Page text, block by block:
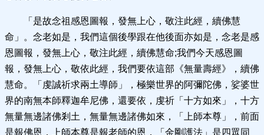
「是故念祖感恩圖報，發無上心，敬注此經，續佛慧
命」。念老如是，我們這個後學跟在他後面亦如是，念老是感
恩圖報，發無上心，敬注此經，續佛慧命;我們今天感恩圖
報，發無上心，敬依此經，我們要依這部《無量壽經》，續佛
慧命。「虔誠祈求兩土導師」，極樂世界的阿彌陀佛，娑婆世
界的南無本師釋迦牟尼佛，還要依，虔祈「十方如來」，十方
無量無邊諸佛剎土，無量無邊諸佛如來，「上師本尊」，前面
是報佛恩，上師本尊是報老師的恩，「金剛護法」是四眾同